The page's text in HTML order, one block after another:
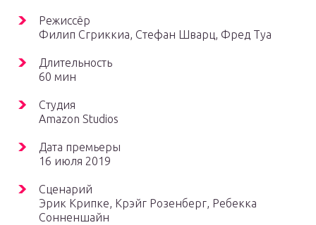
Режиссёр
Филип Сгриккиа, Стефан Шварц, Фред Туа
Длительность
60 мин
Студия
Amazon Studios
Дата премьеры
16 июля 2019
Сценарий
Эрик Крипке, Крэйг Розенберг, Ребекка
Сонненшайн